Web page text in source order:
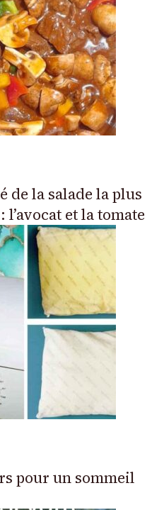
de la salade la plus
et la tomate
pour un sommeil